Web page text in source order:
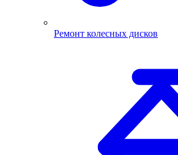
Ремонт колесных дисков